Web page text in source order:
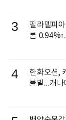
3
필라델피
론
4
한화오션,
불발...캐